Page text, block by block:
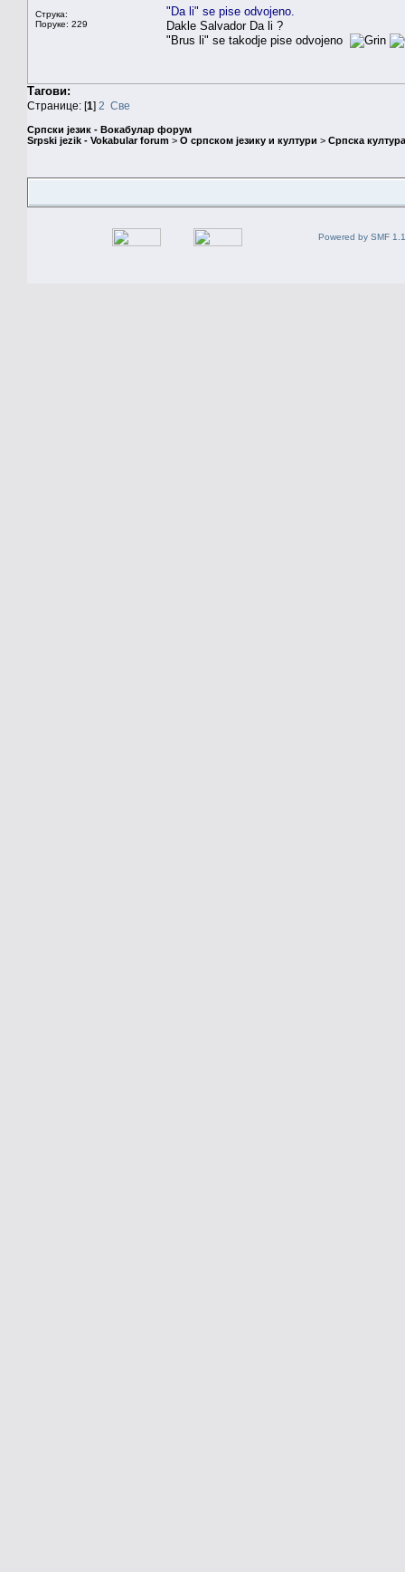
Струка:
Поруке: 229
"Da li" se pise odvojeno.
Dakle Salvador Da li ?
"Brus li" se takodje pise odvojeno
Тагови:
Странице: [1] 2 Све
Српски језик - Вокабулар форум
Srpski jezik - Vokabular forum > О српском језику и култури > Српска
Powered by SMF